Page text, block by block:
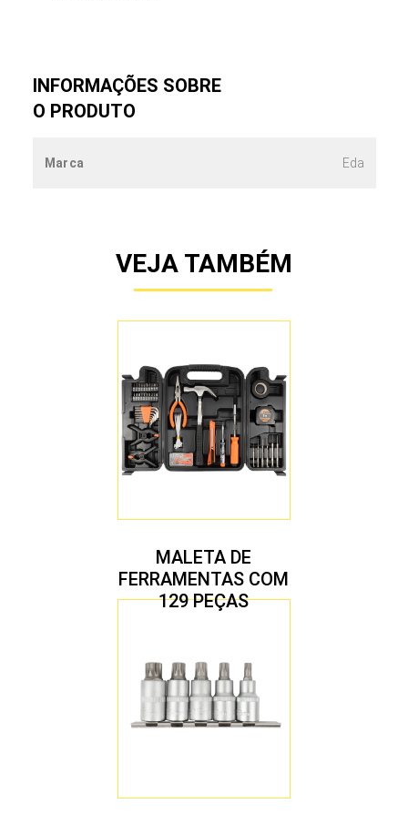
INFORMAÇÕES SOBRE
O PRODUTO
Marca Eda
VEJA TAMBÉM
MALETA DE
FERRAMENTAS COM
129 PEÇAS